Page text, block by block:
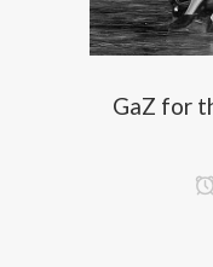
GaZ for